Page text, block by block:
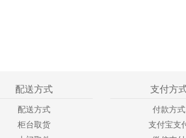
配送方式
配送方式
柜台取货
支付方
付款方式
支付宝支